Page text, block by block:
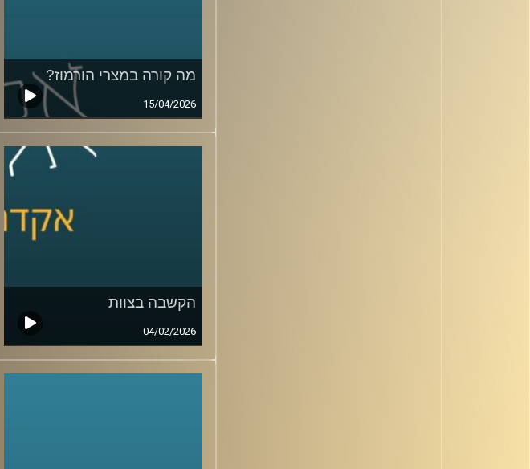
מה קורה במצרי הורמוז?
15/04/2026
הקשבה בצוות
04/02/2026